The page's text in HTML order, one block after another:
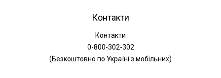
Контакти
Контакти
0-800-302-302
(Безкоштовно по Україні з мобільних)